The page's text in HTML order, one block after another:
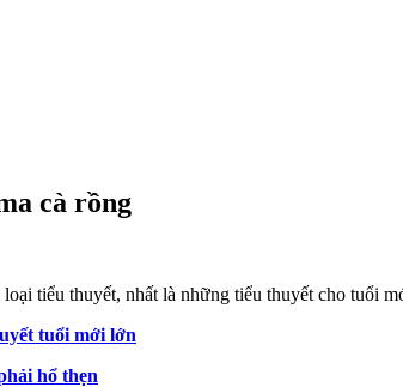
cà rồng
tiểu thuyết, nhất là những tiểu thuyết cho tuổi
tuổi mới lớn
hổ thẹn